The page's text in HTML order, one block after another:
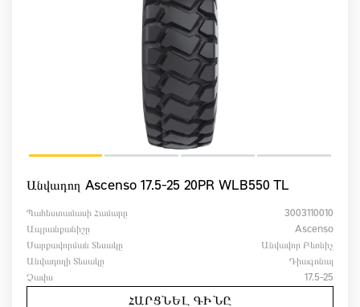
Անվադող Ascenso 17.5-25 20PR WLB550 TL
Պահեստամասի Համարը
3003110010
Ապրանքանիշը
Ascenso
Սարքավորման Տեսակը
Անվավոր Բեռնիչ
Անվադողի Տեսակը
Դիագոնալ
Չափս
17.5-25
ՀԱՐՑՆԵԼ ԳԻՆԸ